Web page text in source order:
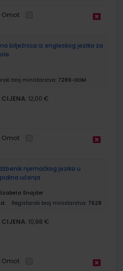
Omot
bilježnica iz engleskog jezika za
broj ministarstva: 7289-DOM
CIJENA: 12,00 €
Omot
njemačkog jezika u
učenja
Šnajder
Registarski broj ministarstva: 7628
CIJENA: 10,98 €
Omot